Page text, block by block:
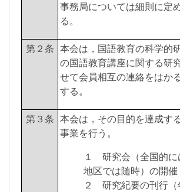
事務局については細則に定
る。
第２条 本会は，国語教育の科学的
の国語教育講座に関する研
せて会員相互の連絡をはか
する。
第３条 本会は，その目的を達成す
事業を行う。
１ 研究会（全国的に
地区では随時）の開催
２ 研究紀要の刊行（